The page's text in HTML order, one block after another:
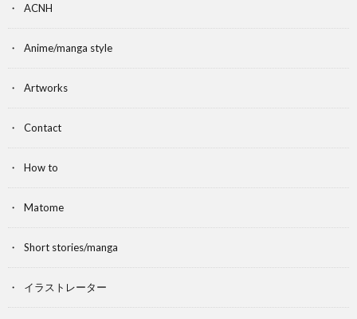
ACNH
Anime/manga style
Artworks
Contact
How to
Matome
Short stories/manga
イラストレーター